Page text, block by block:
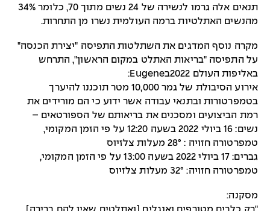
תנאים אלה גרמו לנשירה של 24 נשים מתוך 70, כלומר 34%
מהנשים האתלטיות ברמה העולמית נשרו מן התחרות.
מקרה נוסף המדגים את השתלטות התפיסה "יצירת הכנסה"
על התפיסה "בריאות האתלט במקום הראשון", התרחש
באליפות העולם 2022בEugene:
אירוע הסיבולת של גמר 10,000 מטר תוכננו להיערך
בטמפרטורות ובתנאי עבודה אשר ידוע כי הם מורידים את
רמת הביצועים ומסכנים את בריאותם של הספורטאים –
נשים: 16 ביולי 2022 בשעה 12:20 על פי הזמן המקומי,
טמפרטורה חזויה : 28° מעלות צלזיוס
גברים: 17 ביולי 2022 בשעה 13:00 על פי הזמן המקומי,
טמפרטורה חזויה: 32° מעלות צלזיוס
מסקנה:
"רק כלבים מטורפים ואנגלים [ואתלטים שאין להם ברירה]